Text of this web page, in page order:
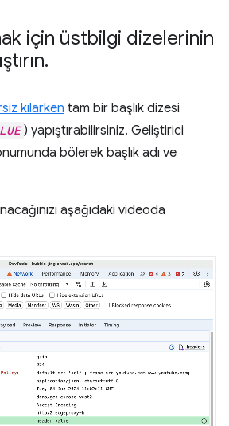
için üstbilgi dizelerinin
.
kılarken tam bir başlık dizesi
) yapıştırabilirsiniz. Geliştirici
bölerek başlık adı ve
aşağıdaki videoda